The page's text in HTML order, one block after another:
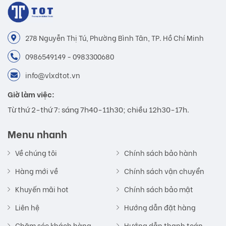
278 Nguyễn Thị Tú, Phường Bình Tân, TP. Hồ Chí Minh
0986549149 - 0983300680
info@vlxdtot.vn
Giờ làm việc:
Từ thứ 2-thứ 7: sáng 7h40-11h30; chiều 12h30-17h.
Menu nhanh
Về chúng tôi
Hàng mới về
Khuyến mãi hot
Liên hệ
Chính sách bảo hành
Chính sách vận chuyển
Chính sách bảo mật
Hướng dẫn đặt hàng